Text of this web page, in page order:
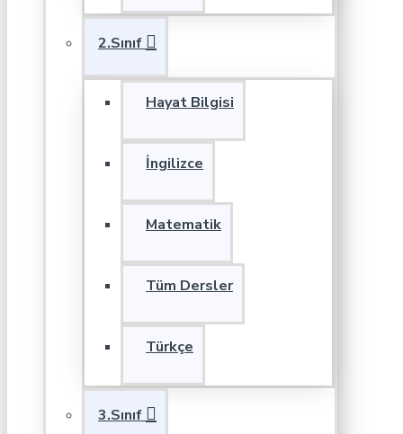
2.Sınıf
Hayat Bilgisi
İngilizce
Matematik
Tüm Dersler
Türkçe
3.Sınıf